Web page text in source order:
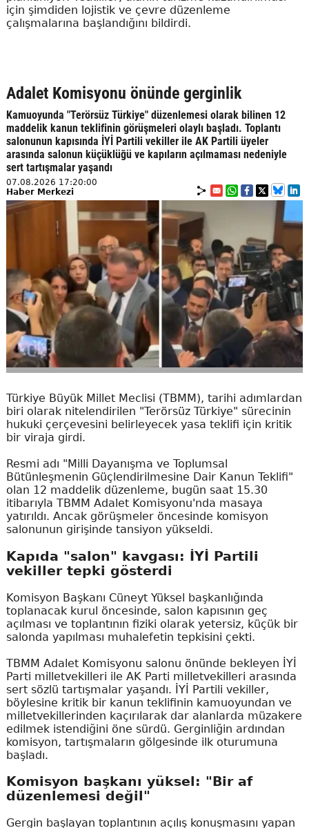
için şimdiden lojistik ve çevre düzenleme
çalışmalarına başlandığını bildirdi.
Adalet Komisyonu önünde gerginlik
Kamuoyunda "Terörsüz Türkiye" düzenlemesi olarak bilinen 12
maddelik kanun teklifinin görüşmeleri olaylı başladı. Toplantı
salonunun kapısında İYİ Partili vekiller ile AK Partili üyeler
arasında salonun küçüklüğü ve kapıların açılmaması nedeniyle
sert tartışmalar yaşandı
07.08.2026 17:20:00
Haber Merkezi
Türkiye Büyük Millet Meclisi (TBMM), tarihi adımlardan
biri olarak nitelendirilen "Terörsüz Türkiye" sürecinin
hukuki çerçevesini belirleyecek yasa teklifi için kritik
bir viraja girdi.
Resmi adı "Milli Dayanışma ve Toplumsal
Bütünleşmenin Güçlendirilmesine Dair Kanun Teklifi"
olan 12 maddelik düzenleme, bugün saat 15.30
itibarıyla TBMM Adalet Komisyonu'nda masaya
yatırıldı. Ancak görüşmeler öncesinde komisyon
salonunun girişinde tansiyon yükseldi.
Kapıda "salon" kavgası: İYİ Partili
vekiller tepki gösterdi
Komisyon Başkanı Cüneyt Yüksel başkanlığında
toplanacak kurul öncesinde, salon kapısının geç
açılması ve toplantının fiziki olarak yetersiz, küçük bir
salonda yapılması muhalefetin tepkisini çekti.
TBMM Adalet Komisyonu salonu önünde bekleyen İYİ
Parti milletvekilleri ile AK Parti milletvekilleri arasında
sert sözlü tartışmalar yaşandı. İYİ Partili vekiller,
böylesine kritik bir kanun teklifinin kamuoyundan ve
milletvekillerinden kaçırılarak dar alanlarda müzakere
edilmek istendiğini öne sürdü. Gerginliğin ardından
komisyon, tartışmaların gölgesinde ilk oturumuna
başladı.
Komisyon başkanı yüksel: "Bir af
düzenlemesi değil"
Gergin başlayan toplantının açılış konuşmasını yapan